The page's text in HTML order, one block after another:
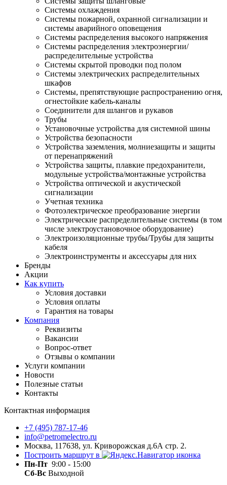
Системы охлаждения
Системы пожарной, охранной сигнализации и
системы аварийного оповещения
Системы распределения высокого напряжения
Системы распределения электроэнергии/
распределительные устройства
Системы скрытой проводки под полом
Системы электрических распределительных
шкафов
Системы, препятствующие распространению огня,
огнестойкие кабель-каналы
Соединители для шлангов и рукавов
Трубы
Установочные устройства для системной шины
Устройства безопасности
Устройства заземления, молниезащиты и защиты
от перенапряжений
Устройства защиты, плавкие предохранители,
модульные устройства/монтажные устройства
Устройства оптической и акустической
сигнализации
Учетная техника
Фотоэлектрическое преобразование энергии
Электрические распределительные системы (в том
числе электроустановочное оборудование)
Электроизоляционные трубы/Трубы для защиты
кабеля
Электроинструменты и аксессуары для них
Бренды
Акции
Как купить
Условия доставки
Условия оплаты
Гарантия на товары
Компания
Реквизиты
Вакансии
Вопрос-ответ
Отзывы о компании
Услуги компании
Новости
Полезные статьи
Контакты
Контактная информация
+7 (495) 787-17-46
info@petromelectro.ru
Москва, 117638, ул. Криворожская д.6А стр. 2.
Построить маршрут в
Пн-Пт 9:00 - 15:00
Сб-Вс Выходной